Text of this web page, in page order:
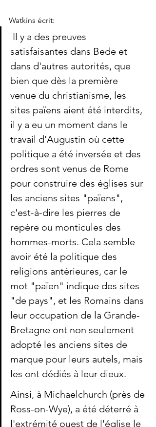
Watkins écrit:
satisfaisantes dans Bede et
dans d'autres autorités, que
bien que dès la première
venue du christianisme, les
sites païens aient été interdits,
il y a eu un moment dans le
travail d'Augustin où cette
politique a été inversée et des
ordres sont venus de Rome
pour construire des églises sur
les anciens sites "païens",
c'est-à-dire les pierres de
repère ou monticules des
hommes-morts. Cela semble
avoir été la politique des
religions antérieures, car le
mot "païen" indique des sites
"de pays", et les Romains dans
leur occupation de la Grande-
Bretagne ont non seulement
adopté les anciens sites de
marque pour leurs autels, mais
les ont dédiés à leur dieux.
Ainsi, à Michaelchurch (près de
Ross-on-Wye), a été déterré à
l'extrémité ouest de l'église le